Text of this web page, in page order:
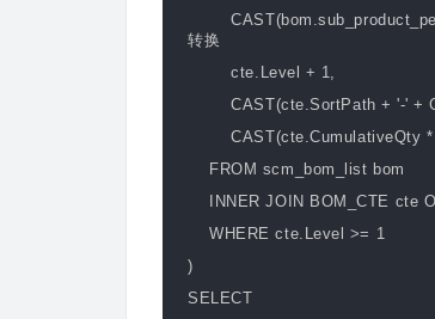
转换
cte.Level + 1,
CAST(cte.SortPath + '-' +
CAST(cte.CumulativeQty *
FROM scm_bom_list bom
INNER JOIN BOM_CTE cte
WHERE cte.Level >= 1
)
SELECT